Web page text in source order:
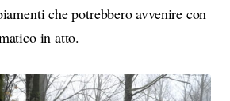
che potrebbero avvenire con
in atto.